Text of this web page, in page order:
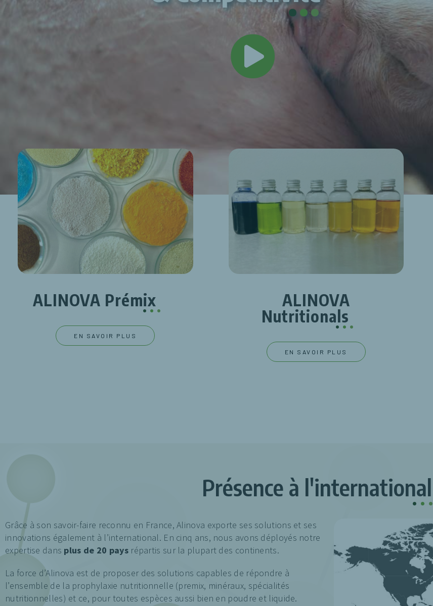
ALINOVA Prémix
...
EN SAVOIR PLUS
ALINOVA
Nutritionals
...
EN SAVOIR PLUS
Présence à l'international
...
Grâce à son savoir-faire reconnu en France, Alinova exporte ses solutions et ses
innovations également à l’international. En cinq ans, nous avons déployés notre
expertise dans plus de 20 paysrépartis sur la plupart des continents.
La force d’Alinova est de proposer des solutions capables de répondre à
l’ensemble de la prophylaxie nutritionnelle (premix, minéraux, spécialités
nutritionnelles) et ce, pour toutes espèces aussi bien en poudre et liquide.